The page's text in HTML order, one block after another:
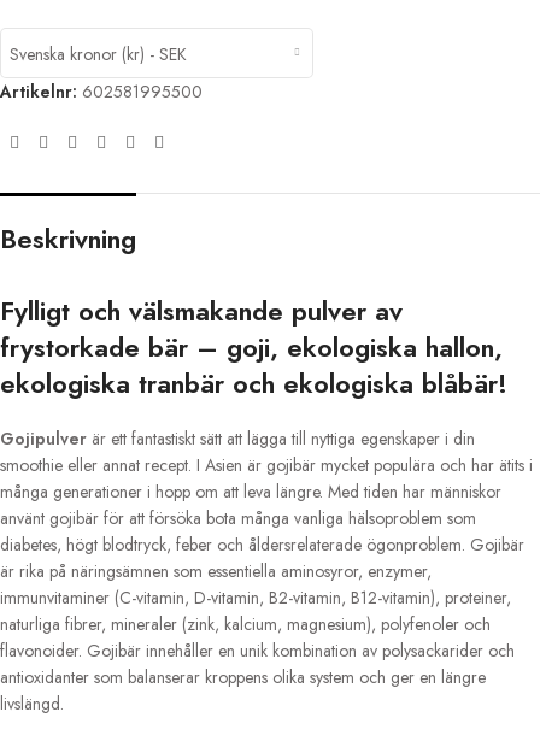
Svenska kronor (kr) - SEK
Artikelnr: 602581995500
Beskrivning
Fylligt och välsmakande pulver av
frystorkade bär – goji, ekologiska hallon,
ekologiska tranbär och ekologiska blåbär!
Gojipulver är ett fantastiskt sätt att lägga till nyttiga egenskaper i din
smoothie eller annat recept. I Asien är gojibär mycket populära och har ätits i
många generationer i hopp om att leva längre. Med tiden har människor
använt gojibär för att försöka bota många vanliga hälsoproblem som
diabetes, högt blodtryck, feber och åldersrelaterade ögonproblem. Gojibär
är rika på näringsämnen som essentiella aminosyror, enzymer,
immunvitaminer (C-vitamin, D-vitamin, B2-vitamin, B12-vitamin), proteiner,
naturliga fibrer, mineraler (zink, kalcium, magnesium), polyfenoler och
flavonoider. Gojibär innehåller en unik kombination av polysackarider och
antioxidanter som balanserar kroppens olika system och ger en längre
livslängd.